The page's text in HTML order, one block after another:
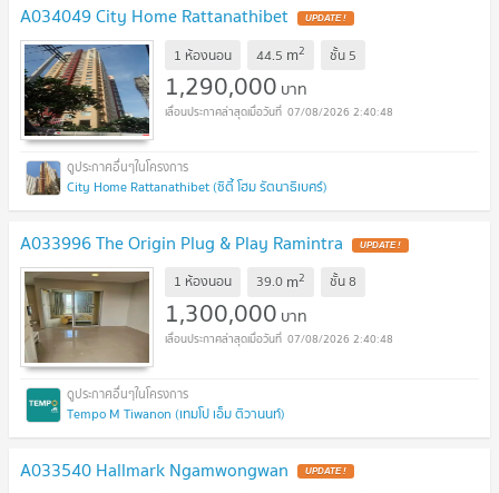
A034049 City Home Rattanathibet UPDATE !
1 ห้องนอน 44.5 m2 ชั้น 5
1,290,000 บาท
07/08/2026 2:40:48
City Home Rattanathibet (ซิตี้ โฮม รัตนาธิเบศร์)
A033996 The Origin Plug & Play Ramintra UPDATE !
1 ห้องนอน 39.0 m2 ชั้น8
1,300,000 บาท
07/08/2026 2:40:48
Tempo M Tiwanon (เทมโป เอ็ม ติวานนท์)
A033540 Hallmark Ngamwongwan UPDATE !